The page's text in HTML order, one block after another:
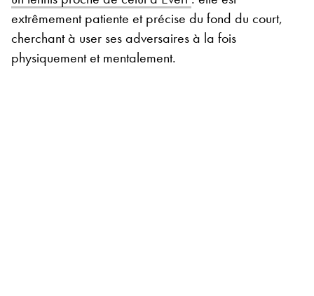
extrêmement patiente et précise du fond du court,
cherchant à user ses adversaires à la fois
physiquement et mentalement.